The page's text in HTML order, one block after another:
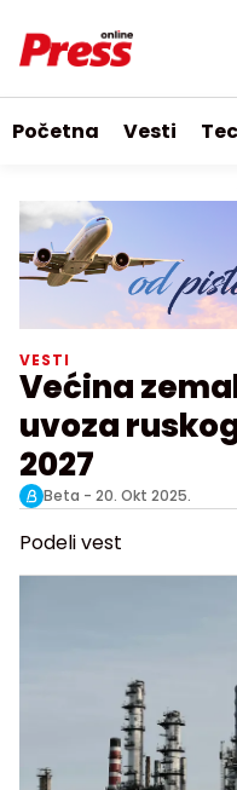
Početna Vesti
VESTI
Većina
uvoza
2027
Beta - 20. Okt 2025.
Podeli vest